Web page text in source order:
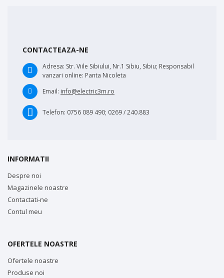
CONTACTEAZA-NE
Adresa: Str. Viile Sibiului, Nr.1 Sibiu, Sibiu; Responsabil
vanzari online: Panta Nicoleta
Email: info@electric3m.ro
Telefon: 0756 089 490; 0269 / 240.883
INFORMATII
Despre noi
Magazinele noastre
Contactati-ne
Contul meu
OFERTELE NOASTRE
Ofertele noastre
Produse noi